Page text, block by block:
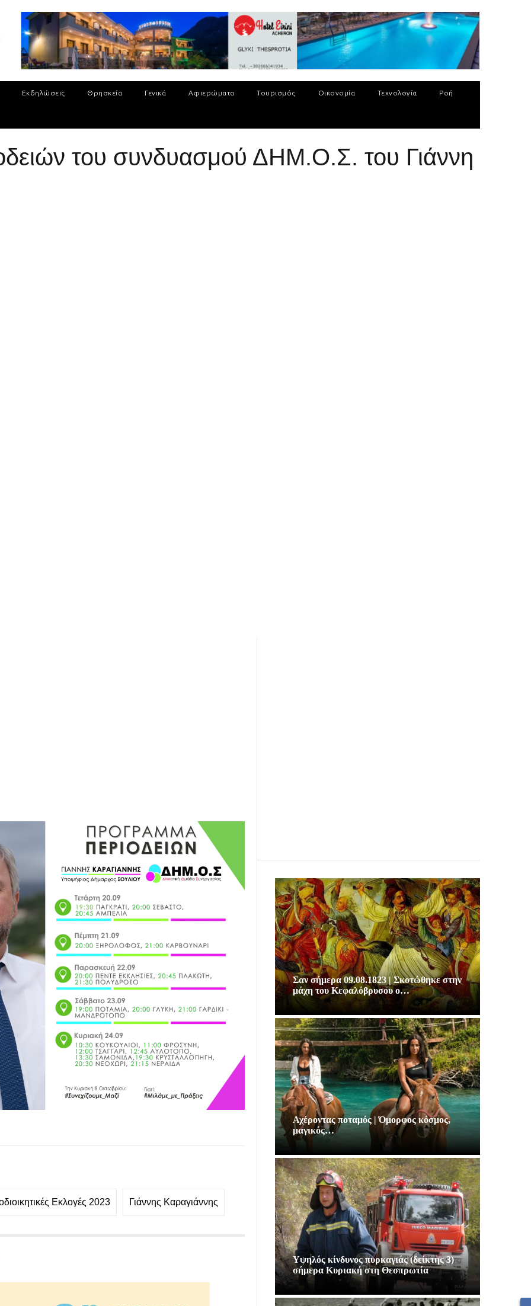
Εκδηλώσεις Θρησκεία Γενικά Αφιερώματα Τουρισμός Οικονομία Τεχνολογία Ροή
του συνδυασμού ΔΗΜ.Ο.Σ. του Γιάννη
Εκλογές 2023 Γιάννης Καραγιάννης
Σαν σήμερα 09.08.1823 | Σκοτώθηκε στην
μάχη του Κεφαλόβρυσου ο…
Αχέροντας ποταμός | Όμορφος κόσμος,
μαγικός…
Υψηλός κίνδυνος πυρκαγιάς (δείκτης 3)
σήμερα Κυριακή στη Θεσπρωτία